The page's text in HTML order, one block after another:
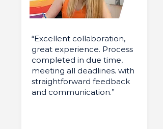
“Excellent collaboration,
great experience. Process
completed in due time,
meeting all deadlines. with
straightforward feedback
and communication.”